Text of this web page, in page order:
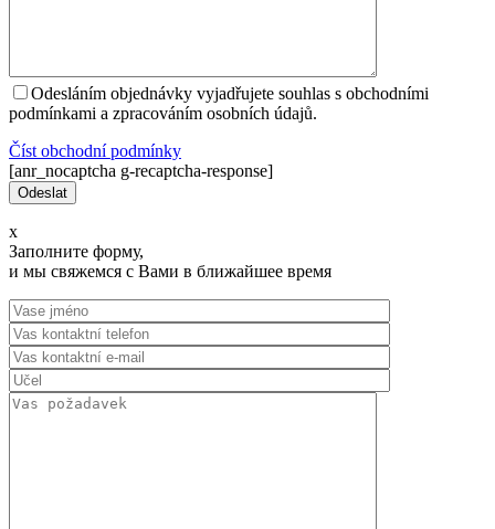
Odesláním objednávky vyjadřujete souhlas s obchodními
podmínkami a zpracováním osobních údajů.
Číst оbchodní podmínky
[anr_nocaptcha g-recaptcha-response]
x
Заполните форму,
и мы свяжемся с Вами в ближайшее время